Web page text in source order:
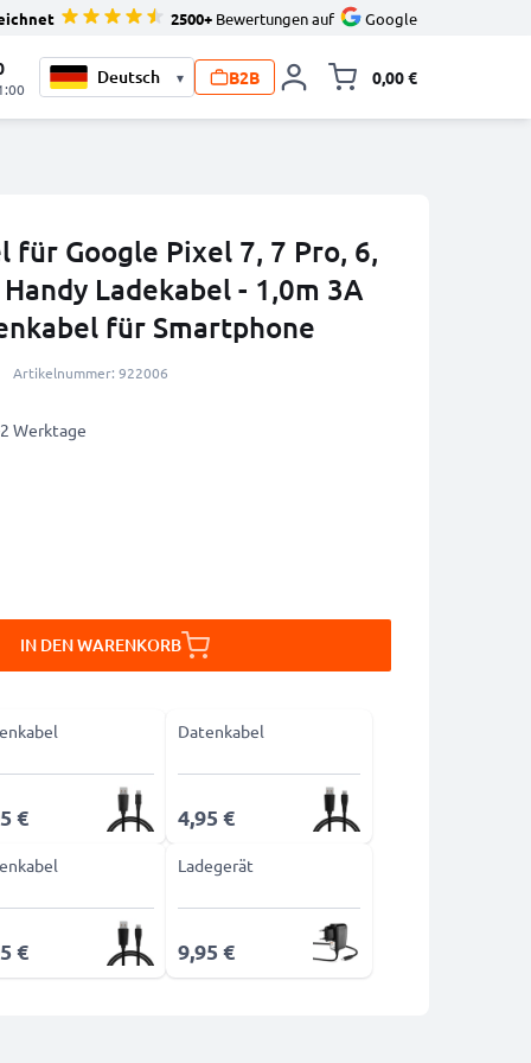
2500+ Bewertungen auf Google
▾ B2B 0,00 €
für Google Pixel 7, 7 Pro, 6,
Ladekabel - 1,0m 3A
für Smartphone
Artikelnummer: 922006
Werktage
IN DEN WARENKORB
€
Datenkabel
4,95 €
€
Ladegerät
9,95 €